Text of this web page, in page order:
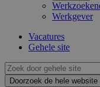
Werkgever
Vacatures
Gehele site